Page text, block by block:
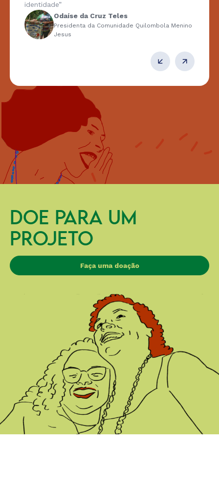
identidade”
Odaíse da Cruz Teles
Presidenta da Comunidade Quilombola Menino
Jesus
DOE PARA UM
PROJETO
Faça uma doação